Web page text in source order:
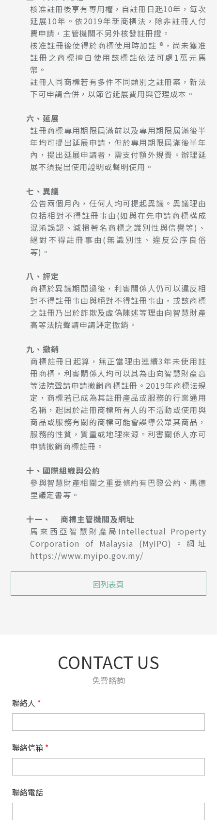
核准註冊後享有專用權，自註冊日起10年，每次
延展10年。依2019年新商標法，除非註冊人付
費申請，主管機關不另外核發註冊證。
核准註冊後使得於商標使用時加註 ®，尚未獲准
註冊之商標擅自使用該標註依法可處1萬元馬
幣。
註冊人同商標若有多件不同類別之註冊案，新法
下可申請合併，以節省延展費用與管理成本。
六、延展
註冊商標專用期限屆滿前以及專用期限屆滿後半
年均可提出延展申請，但於專用期限屆滿後半年
內，提出延展申請者，需支付額外規費。辦理延
展不須提出使用證明或聲明使用。
七、異議
公告兩個月內，任何人均可提起異議。異議理由
包括相對不得註冊事由(如與在先申請商標構成
混淆誤認、減損著名商標之識別性與信譽等)、
絕對不得註冊事由(無識別性、違反公序良俗
等)。
八、評定
商標於異議期間過後，利害關係人仍可以違反相
對不得註冊事由與絕對不得註冊事由，或該商標
之註冊乃出於詐欺及虛偽陳述等理由向智慧財產
高等法院聲請申請評定撤銷。
九、撤銷
商標註冊日起算，無正當理由連續3年未使用註
冊商標，利害關係人均可以其為由向智慧財產高
等法院聲請申請撤銷商標註冊。2019年商標法規
定，商標若已成為其註冊產品或服務的行業通用
名稱，起因於註冊商標所有人的不活動或使用與
商品或服務有關的商標可能會誤導公眾其商品，
服務的性質，質量或地理來源。利害關係人亦可
申請撤銷商標註冊。
十、國際組織與公約
參與智慧財產相關之重要條約有巴黎公約、馬德
里議定書等。
十一、 商標主管機關及網址
馬來西亞智慧財產局Intellectual Property
Corporation of Malaysia (MyIPO)。網址
https://www.myipo.gov.my/
回列表頁
CONTACT US
免費諮詢
聯絡人 *
聯絡信箱 *
聯絡電話